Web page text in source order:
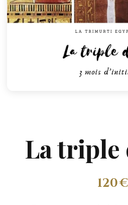
La triple
120 €